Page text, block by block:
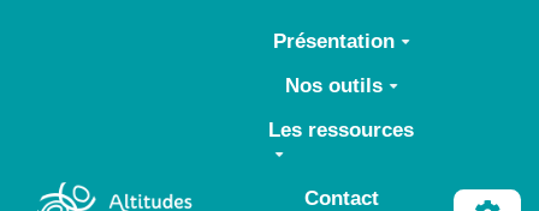
Aller au contenu principal
Présentation
Nos outils
Les ressources
Contact